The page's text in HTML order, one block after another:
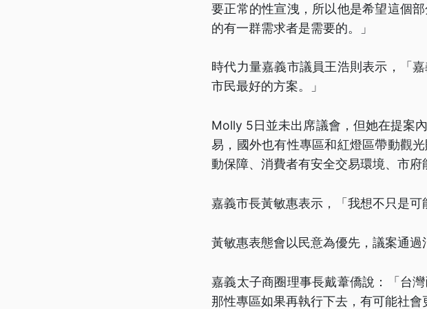
要正常的性宣洩，所以他是希望這個
的有一群需求者是需要的。」
時代力量嘉義市議員王浩則表示，「
市民最好的方案。」
Molly 5日並未出席議會，但她在提案
易，國外也有性專區和紅燈區帶動觀
動保障、消費者有安全交易環境、市府
嘉義市長黃敏惠表示，「我想不只是可
黃敏惠表態會以民意為優先，議案通過
嘉義太子商圈理事長戴葦僑說：「台
那性專區如果再執行下去，有可能社會